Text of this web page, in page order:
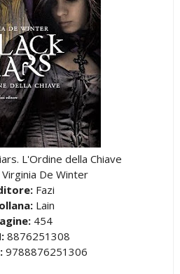
L'Ordine della Chiave
Virginia De Winter
Fazi
Lain
454
8876251308
9788876251306